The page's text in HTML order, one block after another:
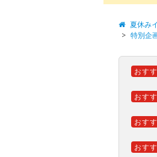
夏休み
特別企
おす
おす
おす
おす